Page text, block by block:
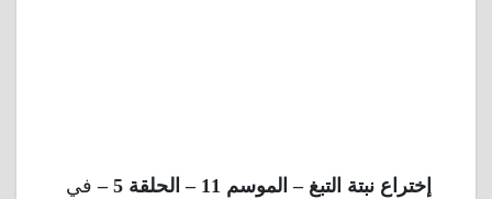
إختراع نبتة التبغ – الموسم 11 – الحلقة 5 –
في